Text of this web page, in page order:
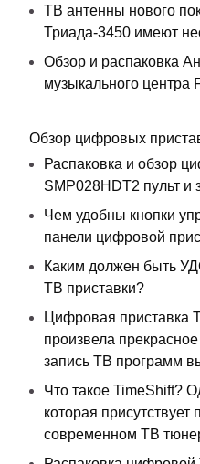
ТВ антенны нового
Триада-3450 имеют
Обзор и распаковка
музыкального центра
Обзор цифровых
Распаковка и обзор
SMP028HDT2 пульт и
Чем удобны кнопки
панели цифровой
Каким должен быть
ТВ приставки?
Цифровая приставка
произвела
запись ТВ программ
Что такое TimeShift?
которая присутствует
современном ТВ